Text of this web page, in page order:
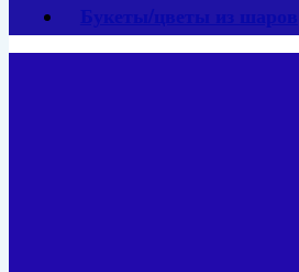
Букеты/цветы из шаров